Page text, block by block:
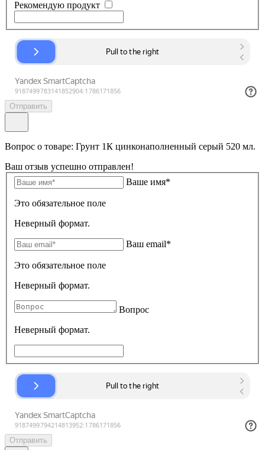
Рекомендую продукт
Отправить
Вопрос о товаре: Грунт 1К цинконаполненный серый 520 мл.
Ваш отзыв успешно отправлен!
Ваше имя*
Это обязательное поле
Неверный формат.
Ваш email*
Это обязательное поле
Неверный формат.
Вопрос
Неверный формат.
Отправить